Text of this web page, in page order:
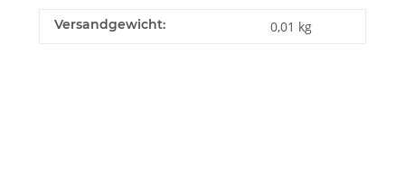
Versandgewicht: 0,01 kg